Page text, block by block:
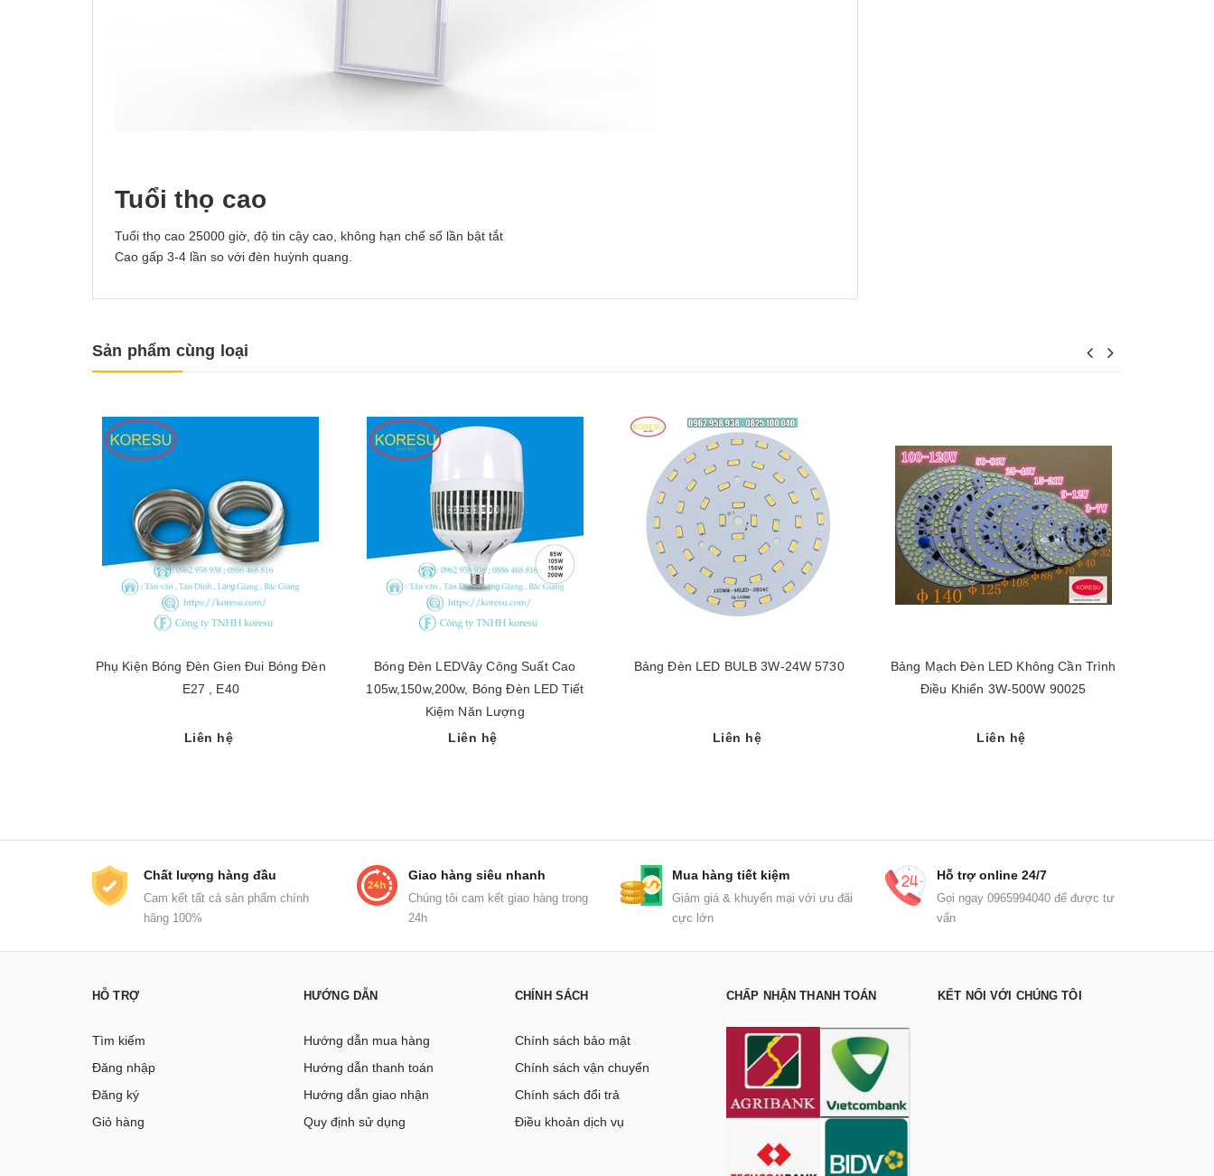
Tuổi thọ cao
Tuổi thọ cao 25000 giờ, độ tin cậy cao, không hạn chế số lần bật tắt
Cao gấp 3-4 lần so với đèn huỳnh quang.
Sản phẩm cùng loại
Phụ Kiện Bóng Đèn Gien Đui Bóng Đèn
E27 , E40
Liên hệ
Bóng Đèn LEDVây Công Suất Cao
105w,150w,200w, Bóng Đèn LED Tiết
Kiệm Năn Lượng
Liên hệ
Bảng Đèn LED BULB 3W-24W 5730
Liên hệ
Bảng Mạch Đèn LED Không Cần Trình
Điều Khiển 3W-500W 90025
Liên hệ
Chất lượng hàng đầu
Cam kết tất cả sản phẩm chính
hãng 100%
Giao hàng siêu nhanh
Chúng tôi cam kết giao hàng trong
24h
Mua hàng tiết kiệm
Giảm giá & khuyến mại với ưu đãi
cực lớn
Hỗ trợ online 24/7
Gọi ngay 0965994040 để được tư
vấn
HỖ TRỢ
Tìm kiếm
Đăng nhập
Đăng ký
Giỏ hàng
HƯỚNG DẪN
Hướng dẫn mua hàng
Hướng dẫn thanh toán
Hướng dẫn giao nhận
Quy định sử dụng
CHÍNH SÁCH
Chính sách bảo mật
Chính sách vận chuyển
Chính sách đổi trả
Điều khoản dịch vụ
CHẤP NHẬN THANH TOÁN KẾT NỐI VỚI CHÚNG TÔI